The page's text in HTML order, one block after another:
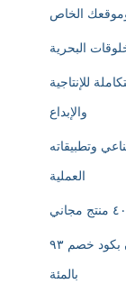
الخاص
البحرية
للإنتاجية
والإبداع
وتطبيقاته
العملية
رابط الحصول على كورس ميرش باي امازون بكود خصم ٩٣
بالمئة